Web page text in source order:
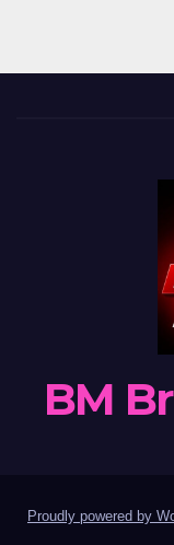
BM
Proudly powered by